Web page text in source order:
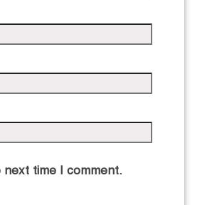
next time I comment.